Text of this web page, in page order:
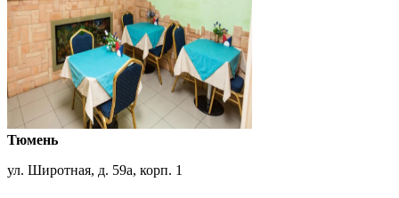
Тюмень
ул. Широтная, д. 59а, корп. 1